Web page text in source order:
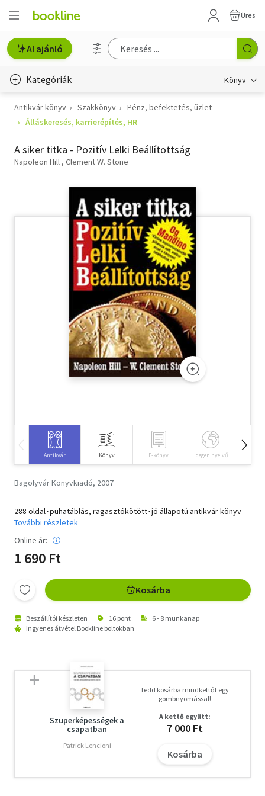
Üres
AI ajánló
Kategóriák Könyv
Életmód, egészség
Gyermek- és ifjúsági
Hobbi, szabadidő
Szótár, nyelvkönyv
Tankönyv, segédkönyv
Társadalomtudomány
Természettudomány
Antikvár könyv Szakkönyv
Pénz, befektetés, üzlet
Álláskeresés, karrierépítés, HR
A siker titka - Pozitív Lelki Beállítottság
Napoleon Hill Clement W. Stone
Antikvár Könyv E-könyv Idegen nyelvű
Bagolyvár Könyvkiadó, 2007
288 oldal･puhatáblás, ragasztókötött･jó állapotú antikvár könyv
További részletek
Online ár:
1 690 Ft
Kosárba
Beszállítói készleten 16 pont
6 - 8 munkanap
Ingyenes átvétel Bookline boltokban
Szuperképességek a
csapatban
Patrick Lencioni
Tedd kosárba mindkettőt egy
gombnyomással!
A kettő együtt:
7 000 Ft
Kosárba